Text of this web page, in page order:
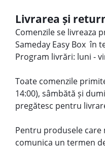
Livrarea și
Comenzile se livreaza
Sameday Easy Box în
Program livrări: luni -
Toate comenzile
14:00), sâmbătă și
pregătesc pentru
Pentru produsele care
comunica un termen